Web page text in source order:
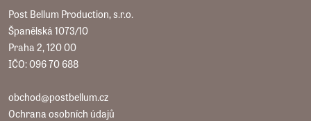
Post Bellum Production, s.r.o.
Španělská 1073/10
Praha 2, 120 00
IČO: 096 70 688
obchod@postbellum.cz
Ochrana osobních údajů